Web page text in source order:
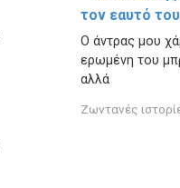
τον εαυτό
Ο άντρας μου
ερωμένη του
αλλά
Ζωντανές